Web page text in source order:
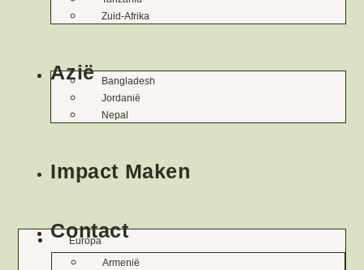
Zuid-Afrika
Azië
Bangladesh
Jordanië
Nepal
Impact Maken
Contact
Europa
Armenië